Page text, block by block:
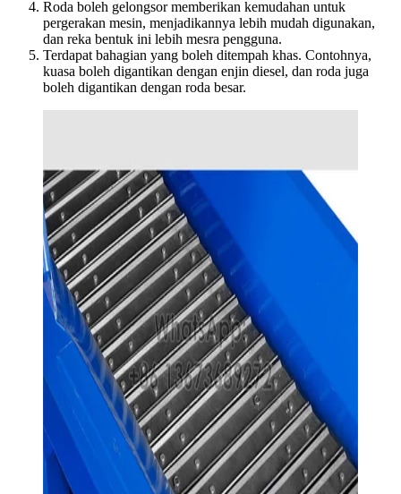
Roda boleh gelongsor memberikan kemudahan untuk
pergerakan mesin, menjadikannya lebih mudah digunakan,
dan reka bentuk ini lebih mesra pengguna.
Terdapat bahagian yang boleh ditempah khas. Contohnya,
kuasa boleh digantikan dengan enjin diesel, dan roda juga
boleh digantikan dengan roda besar.